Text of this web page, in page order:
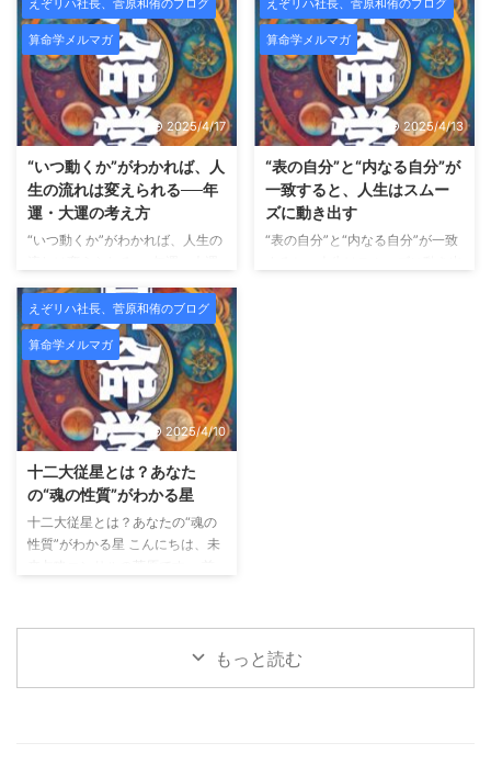
新メニュー導入および施術データ
収集のため、期間限定のモニター
様を募集いたします。 HAYIMは
「一時的な変化ではなく、肌その
ものを変えていくこと」をコンセ
プトにした、結果重視のビューテ
ィーサロンです。 HAYIMビュー
ティサロンとは？ HAYIMビュー
ティサロンは、理学療法士として
身体構造を熟知した代表が監修
し、CURAIMという韓国美容と医
ルケアを提供しています。
肌
...
るようになる。 こういう時、人
は無意識のうちに「自分は正し
い」「自分はうまくやっている」
と思い始めます。 そして不思議
なことに、一番大切だったはずの
声が、聞こえなくなっていく。
師匠の言葉。昔お世話になった人
の助言。厳しくも愛のあるフィー
ドバック。 それらが「うるさい
もの」「古い価値観」「今の自分
には合わないもの」に見え始め
えぞリハ社長、菅原和侑のブログ
算命学メルマガ
2025/4/17
“いつ動くか”がわかれば、人
生の流れは変えられる──年
運・大運の考え方
“いつ動くか”がわかれば、人生の
の考え方 こんにちは、未来占略
コンサルの菅原です。 これまで
のメルマガでは、 「自分の宿
命」や「星の組み合わせ」を通し
て、 “どんな自分か”を知る方法を
お届けしてきました。 今回はそ
こから一歩踏み込み、「いつ動く
か？」という、 人生のタイミン
グの読み方＝運勢のリズムについ
てご紹介します。 運勢には“波”が
ある 算命学では、運の流れを大
きく2つに分けて見ます。 年運
（ねんうん）： 1年ごとのテー
えぞリハ社長、菅原和侑のブログ
算命学メルマガ
2025/4/13
“表の自分”と“内なる自分”が
一致すると、人生はスムー
ズに動き出す
“表の自分”と“内なる自分”が一致
えぞリハ社長、菅原和侑のブログ
算命学メルマガ
2025/4/10
十二大従星とは？あなた
の“魂の性質”がわかる星
十二大従星とは？あなたの“魂の
性質”がわかる星 こんにちは、未
行動パターンが変わるというお話
をしました。 今回はさらに深
もっと読む